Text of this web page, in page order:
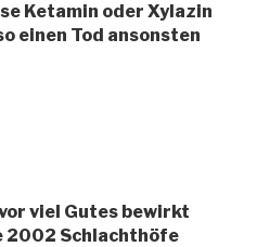
Ketamin oder Xylazin
einen Tod ansonsten
viel Gutes bewirkt
2002 Schlachthöfe